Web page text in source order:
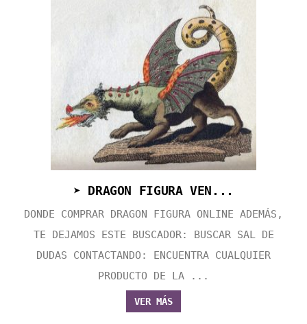
➤ DRAGON FIGURA VEN...
DONDE COMPRAR DRAGON FIGURA ONLINE ADEMÁS,
TE DEJAMOS ESTE BUSCADOR: BUSCAR SAL DE
DUDAS CONTACTANDO: ENCUENTRA CUALQUIER
PRODUCTO DE LA ...
VER MÁS